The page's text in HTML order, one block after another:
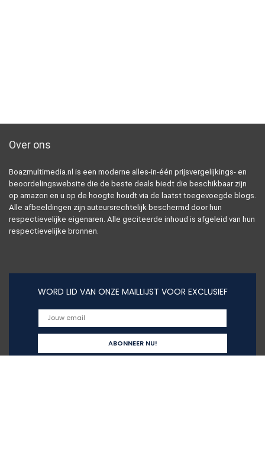
Over ons
Boazmultimedia.nl is een moderne alles-in-één prijsvergelijkings- en
beoordelingswebsite die de beste deals biedt die beschikbaar zijn
op amazon en u op de hoogte houdt via de laatst toegevoegde blogs.
Alle afbeeldingen zijn auteursrechtelijk beschermd door hun
respectievelijke eigenaren. Alle geciteerde inhoud is afgeleid van hun
respectievelijke bronnen.
WORD LID VAN ONZE MAILLIJST VOOR EXCLUSIEF